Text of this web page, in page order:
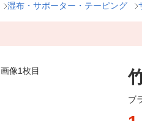
湿布・サポーター・テーピング
ブ